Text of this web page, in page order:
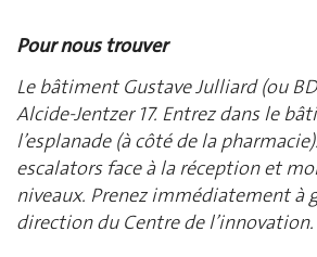
Pour nous trouver
Le bâtiment Gustave Julliard (ou
Alcide-Jentzer 17. Entrez dans le
l’esplanade (à côté de la
escalators face à la réception et
niveaux. Prenez immédiatement à
direction du Centre de l’innovation.